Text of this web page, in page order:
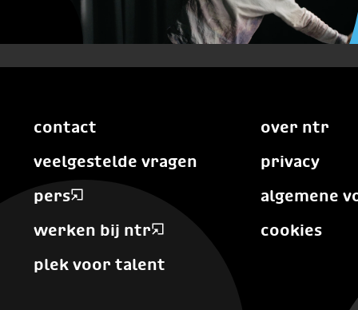
contact
veelgestelde vragen
pers
werken bij ntr
plek voor talent
over ntr
privacy
algemene
cookies